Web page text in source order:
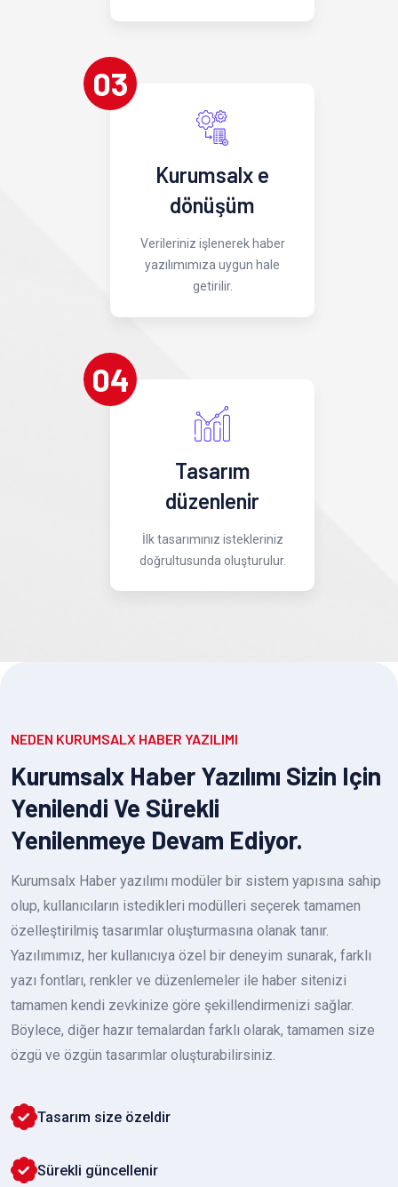
03
Kurumsalx e
dönüşüm
Verileriniz işlenerek haber
yazılımımıza uygun hale
getirilir.
04
Tasarım
düzenlenir
İlk tasarımınız istekleriniz
doğrultusunda oluşturulur.
NEDEN KURUMSALX HABER YAZILIMI
Kurumsalx Haber Yazılımı Sizin Için
Yenilendi Ve Sürekli
Yenilenmeye Devam Ediyor.
Kurumsalx Haber yazılımı modüler bir sistem yapısına sahip
olup, kullanıcıların istedikleri modülleri seçerek tamamen
özelleştirilmiş tasarımlar oluşturmasına olanak tanır.
Yazılımımız, her kullanıcıya özel bir deneyim sunarak, farklı
yazı fontları, renkler ve düzenlemeler ile haber sitenizi
tamamen kendi zevkinize göre şekillendirmenizi sağlar.
Böylece, diğer hazır temalardan farklı olarak, tamamen size
özgü ve özgün tasarımlar oluşturabilirsiniz.
Tasarım size özeldir
Sürekli güncellenir